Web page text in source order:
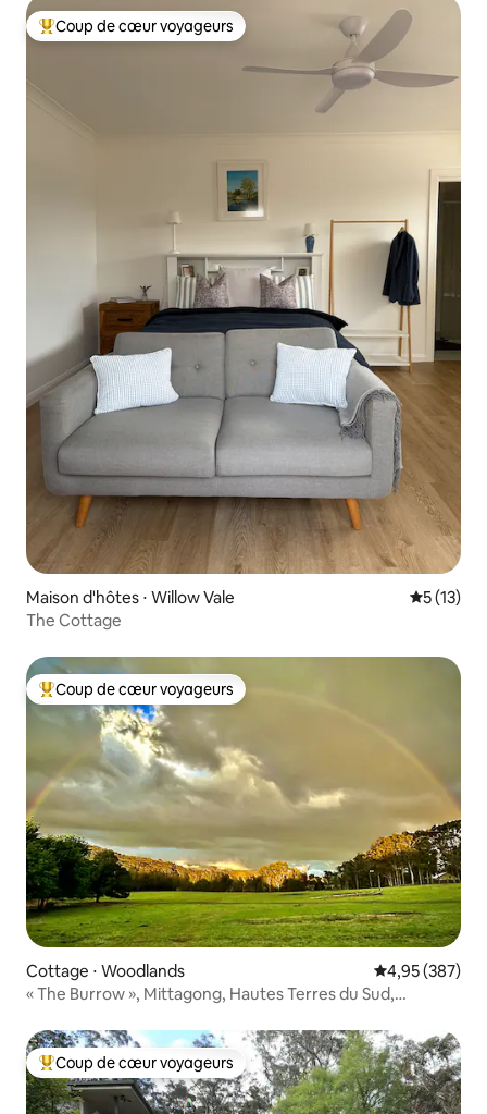
Coups de cœur voyageurs les plus appréciés
Coup de cœur voyageurs
Maison d'hôtes ⋅ Willow Vale
5 (13)
The Cottage
Coups de cœur voyageurs les plus appréciés
Coup de cœur voyageurs
Cottage ⋅ Woodlands Évaluation
4,95 (387)
« The Burrow », Mittagong, Hautes Terres du Sud,
Coups de cœur voyageurs les plus appréciés
Coup de cœur voyageurs